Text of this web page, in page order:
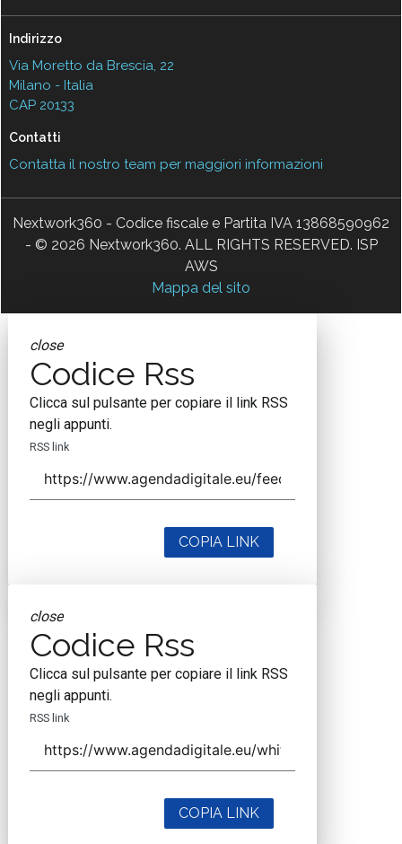
Indirizzo
Via Moretto da Brescia, 22
Milano - Italia
CAP 20133
Contatti
Contatta il nostro team per maggiori informazioni
Nextwork360 - Codice fiscale e Partita IVA 13868590962
- © 2026 Nextwork360. ALL RIGHTS RESERVED. ISP
AWS
Mappa del sito
close
Codice Rss
Clicca sul pulsante per copiare il link RSS
negli appunti.
RSS link
COPIA LINK
close
Codice Rss
Clicca sul pulsante per copiare il link RSS
negli appunti.
RSS link
COPIA LINK